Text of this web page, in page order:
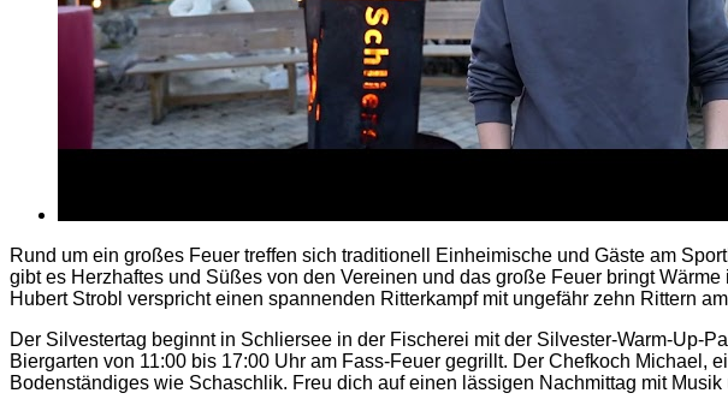
Rund um ein großes Feuer treffen sich traditionell Einheimische und Gäste am
gibt es Herzhaftes und Süßes von den Vereinen und das große Feuer bringt
Hubert Strobl verspricht einen spannenden Ritterkampf mit ungefähr zehn Rittern
Der Silvestertag beginnt in Schliersee in der Fischerei mit der Silvester-Warm-Up-
Biergarten von 11:00 bis 17:00 Uhr am Fass-Feuer gegrillt. Der Chefkoch
Bodenständiges wie Schaschlik. Freu dich auf einen lässigen Nachmittag mit Musik